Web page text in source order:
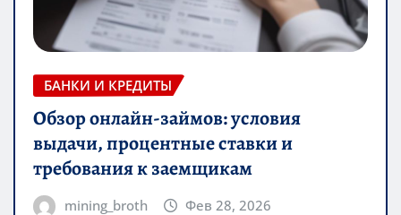
БАНКИ И КРЕДИТЫ
Обзор онлайн-займов: условия
выдачи, процентные ставки и
требования к заемщикам
mining_broth Фев 28, 2026